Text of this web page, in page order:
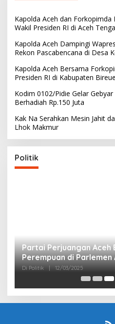
Kapolda Aceh dan
Wakil Presiden RI di Aceh
Kapolda Aceh Dampingi
Rekon Pascabencana di Desa
Kapolda Aceh Bersama
Presiden RI di Kabupaten
Kodim 0102/Pidie Gelar
Berhadiah Rp.150 Juta
Kak Na Serahkan Mesin Jahit
Lhok Makmur
Politik
Partai Perjuangan Aceh
Perempuan di Parlemen
Di Politik 12/03/2025